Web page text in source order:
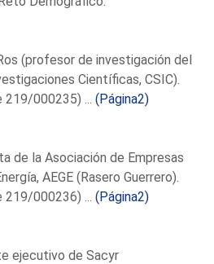
(profesor de investigación del
Científicas, CSIC).
219/000235) ...(Página2)
de la Asociación de Empresas
AEGE (Rasero Guerrero).
219/000236) ...(Página2)
ejecutivo de Sacyr